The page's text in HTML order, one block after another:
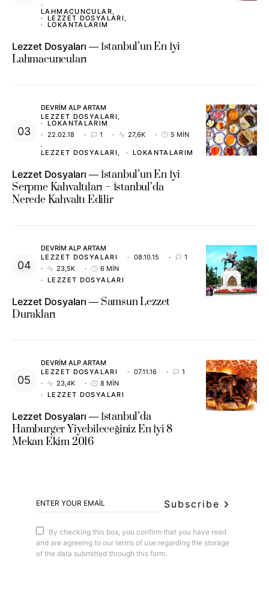
LAHMACUNCULAR
LEZZET DOSYALARI
LOKANTALARIM
Lezzet Dosyaları
İstanbul’un En İyi
Lahmacuncuları
DEVRIM ALP ARTAM
LEZZET DOSYALARI
LOKANTALARIM
22.02.18
1 27,6K 5 MIN
LEZZET DOSYALARI LOKANTALARIM
Lezzet Dosyaları
İstanbul’un En İyi
Serpme Kahvaltıları – İstanbul’da
Nerede Kahvaltı Edilir
DEVRIM ALP ARTAM
LEZZET DOSYALARI
08.10.15
1
23,5K
6 MIN
LEZZET DOSYALARI
Lezzet Dosyaları
Samsun Lezzet
Durakları
DEVRIM ALP ARTAM
LEZZET DOSYALARI
07.11.16
1
23,4K
8 MIN
LEZZET DOSYALARI
Lezzet Dosyaları
İstanbul’da
Hamburger Yiyebileceğiniz En İyi 8
Mekan Ekim 2016
Subscribe
By checking this box, you confirm that you have read
and are agreeing to our terms of use regarding the storage
of the data submitted through this form.